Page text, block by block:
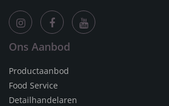
Ons Aanbod
Productaanbod
Food Service
Detailhandelaren